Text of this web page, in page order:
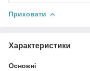
Приховати
Характеристики
Основні